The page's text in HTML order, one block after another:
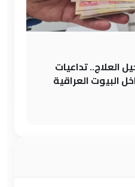
العلاج.. تداعيات
البيوت العراقية